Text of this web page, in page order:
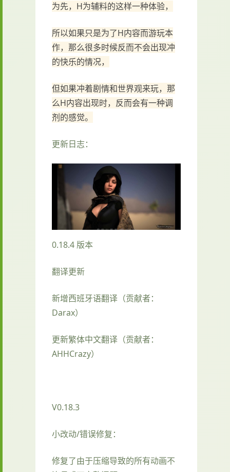
为先，H为辅料的这样一种体验，
所以如果只是为了H内容而游玩本
作，那么很多时候反而不会出现冲
的快乐的情况，
但如果冲着剧情和世界观来玩，那
么H内容出现时，反而会有一种调
剂的感觉。
更新日志：
0.18.4 版本
翻译更新
新增西班牙语翻译（贡献者：
Darax）
更新繁体中文翻译（贡献者：
AHHCrazy）
V0.18.3
小改动/错误修复：
修复了由于压缩导致的所有动画不